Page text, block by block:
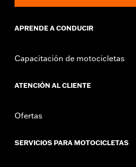
APRENDE A CONDUCIR
Capacitación de motocicletas
ATENCIÓN AL CLIENTE
Ofertas
SERVICIOS PARA MOTOCICLETAS